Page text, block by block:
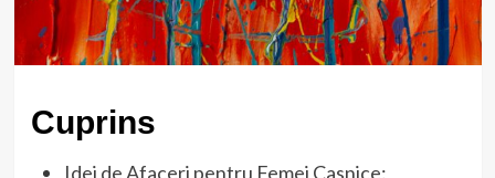
Cuprins
Idei de Afaceri pentru Femei Casnice: